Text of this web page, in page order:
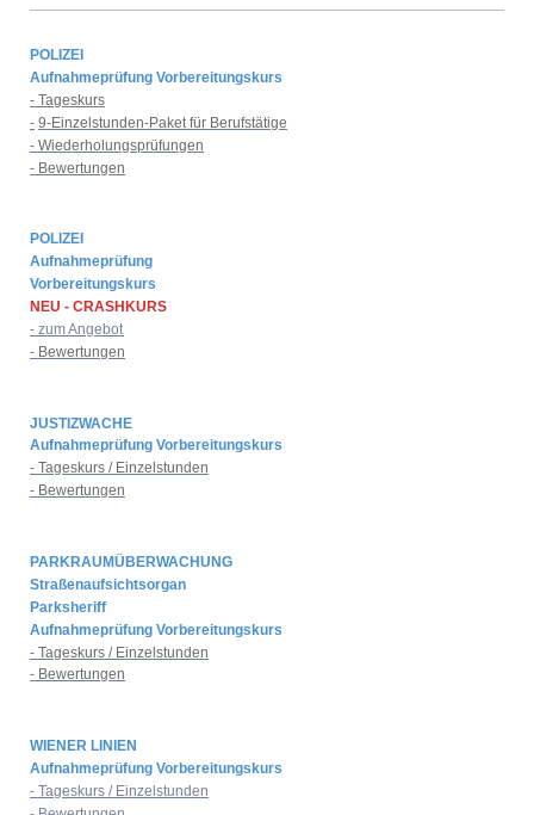
POLIZEI
Aufnahmeprüfung Vorbereitungskurs
- Tageskurs
- 9-Einzelstunden-Paket für Berufstätige
- Wiederholungsprüfungen
- Bewertungen
POLIZEI
Aufnahmeprüfung
Vorbereitungskurs
NEU - CRASHKURS
- zum Angebot
- Bewertungen
JUSTIZWACHE
Aufnahmeprüfung Vorbereitungskurs
- Tageskurs / Einzelstunden
- Bewertungen
PARKRAUMÜBERWACHUNG
Straßenaufsichtsorgan
Parksheriff
Aufnahmeprüfung Vorbereitungskurs
- Tageskurs / Einzelstunden
- Bewertungen
WIENER LINIEN
Aufnahmeprüfung Vorbereitungskurs
- Tageskurs / Einzelstunden